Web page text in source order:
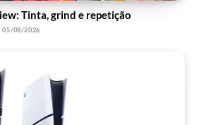
Tinta, grind e repetição
05/08/2026